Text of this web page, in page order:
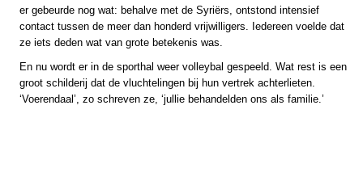
er gebeurde nog wat: behalve met de Syriërs, ontstond intensief
contact tussen de meer dan honderd vrijwilligers. Iedereen voelde dat
ze iets deden wat van grote betekenis was.
En nu wordt er in de sporthal weer volleybal gespeeld. Wat rest is een
groot schilderij dat de vluchtelingen bij hun vertrek achterlieten.
‘Voerendaal’, zo schreven ze, ‘jullie behandelden ons als familie.’